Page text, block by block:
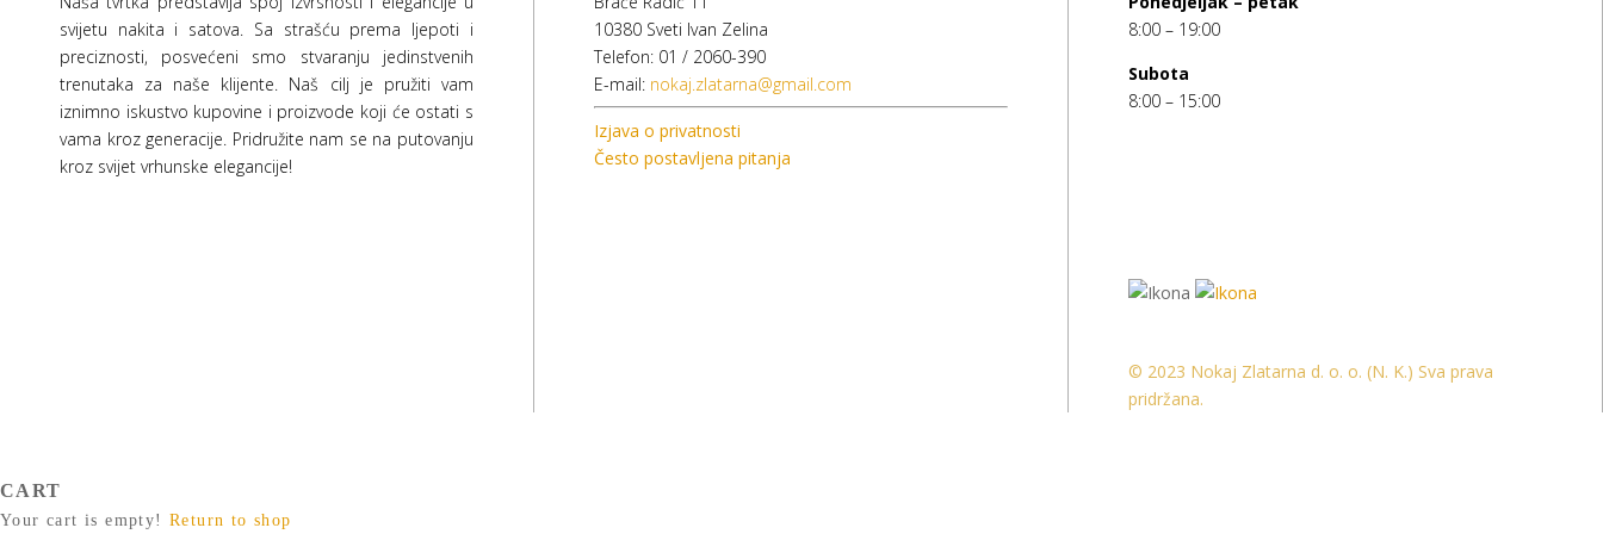
svijetu nakita i satova. Sa strašću prema ljepoti i
preciznosti, posvećeni smo stvaranju jedinstvenih
trenutaka za naše klijente. Naš cilj je pružiti vam
iznimno iskustvo kupovine i proizvode koji će ostati s
vama kroz generacije. Pridružite nam se na putovanju
kroz svijet vrhunske elegancije!
10380 Sveti Ivan Zelina
Telefon: 01 / 2060-390
E-mail: nokaj.zlatarna@gmail.com
Izjava o privatnosti
Često postavljena pitanja
8:00 – 19:00
Subota
8:00 – 15:00
© 2023 Nokaj Zlatarna d. o. o. (N. K.) Sva prava
pridržana.
CART
Your cart is empty! Return to shop